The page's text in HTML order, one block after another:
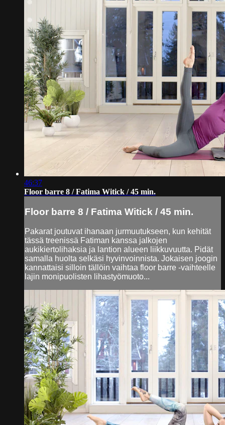
46:37
Floor barre 8 / Fatima Witick / 45 min.
Floor barre 8 / Fatima Witick / 45 min.
Pakarat joutuvat ihanaan jurmuutukseen, kun kehität
tässä treenissä Fatiman kanssa jalkojen
aukikiertolihaksia ja lantion alueen liikkuvuutta. Pidät
samalla huolta selkäsi hyvinvoinnista. Jokaisen joogin
kannattaisi silloin tällöin vaihtaa floor barre -vaihteelle
lajin monipuolisten lihastyömuoto...